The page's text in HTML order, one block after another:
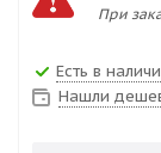
При
Есть в
Нашли